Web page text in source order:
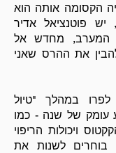
הקסומה אותה הוא
פוטנציאל אדיר
המערב, מחדש אל
את ההרס שאני
לפרו במהלך "טיול
עומק של שנה - כמו
ויכולות הריפוי
בוחרים לשנות את